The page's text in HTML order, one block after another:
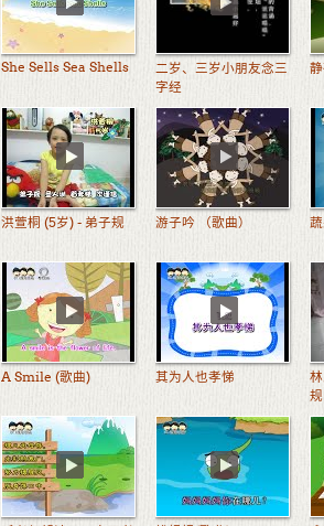
She Sells Sea Shells
二岁、三岁小朋友念三
字经
洪萱桐 (5岁) - 弟子规 游子吟 （歌曲）
A Smile (歌曲) 其为人也孝悌
规